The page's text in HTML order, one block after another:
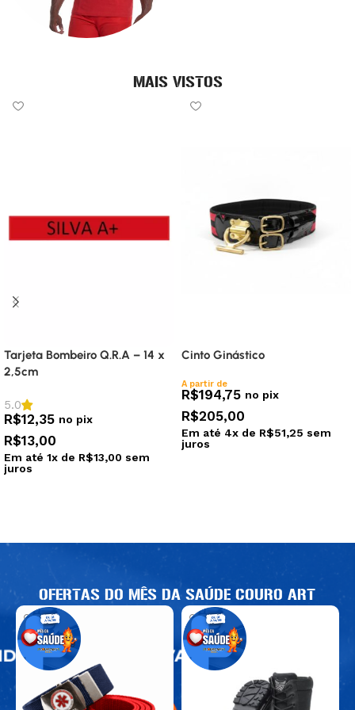
MAIS VISTOS
Tarjeta Bombeiro Q.R.A – 14 x
2,5cm
5.0
R$12,35 no pix
R$13,00
Em até 1x de R$13,00 sem
juros
Cinto Ginástico
A partir de
R$194,75 no pix
R$205,00
Em até 4x de R$51,25 sem
juros
OFERTAS DO MÊS DA SAÚDE COURO ART